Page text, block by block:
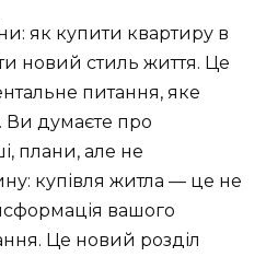
як купити квартиру в
новий стиль життя. Це
питання, яке
Ви думаєте про
плани, але не
купівля житла — це не
вашого
Це новий розділ